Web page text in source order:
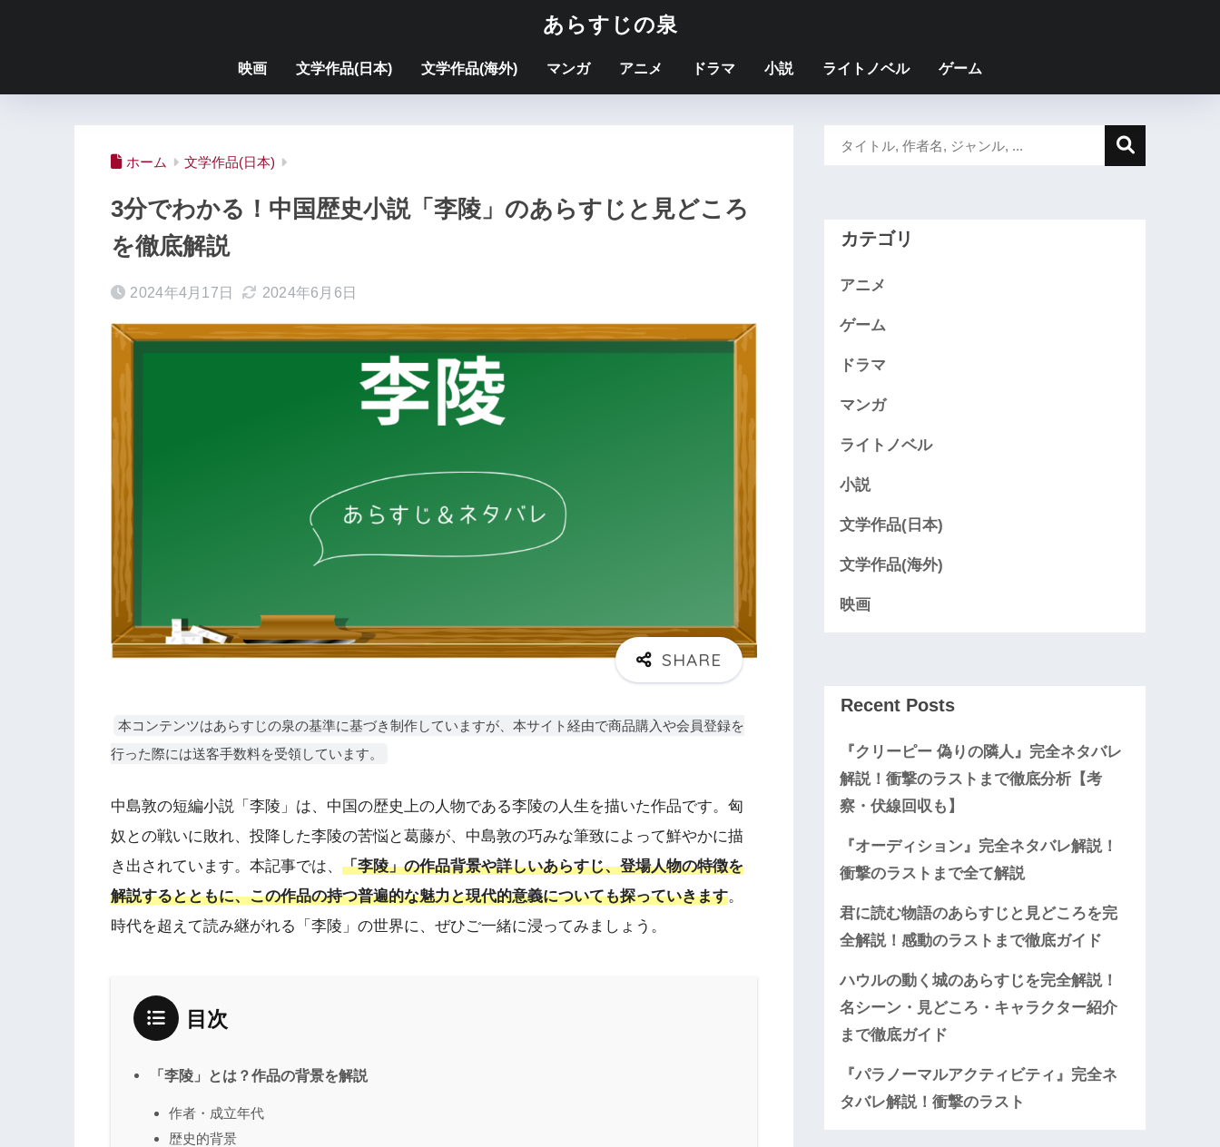
あらすじの泉
映画 文学作品(日本) 文学作品(海外) マンガ アニメ ドラマ 小説 ライトノベル ゲーム
ホーム 文学作品(日本)
3分でわかる！中国歴史小説「李陵」のあらすじと見どころ
を徹底解説
2024年4月17日 2024年6月6日
本コンテンツはあらすじの泉の基準に基づき制作していますが、本サイト経由で商品購入や会員登録を
行った際には送客手数料を受領しています。
中島敦の短編小説「李陵」は、中国の歴史上の人物である李陵の人生を描いた作品です。匈
奴との戦いに敗れ、投降した李陵の苦悩と葛藤が、中島敦の巧みな筆致によって鮮やかに描
き出されています。本記事では、 「李陵」の作品背景や詳しいあらすじ、登場人物の特徴を
解説するとともに、この作品の持つ普遍的な魅力と現代的意義についても探っていきます。
時代を超えて読み継がれる「李陵」の世界に、ぜひご一緒に浸ってみましょう。
目次
「李陵」とは？作品の背景を解説
作者・成立年代
歴史的背景
カテゴリ
アニメ
ゲーム
ドラマ
マンガ
ライトノベル
小説
文学作品(日本)
文学作品(海外)
映画
Recent Posts
『クリーピー 偽りの隣人』完全ネタバレ
解説！衝撃のラストまで徹底分析【考
察・伏線回収も】
『オーディション』完全ネタバレ解説！
衝撃のラストまで全て解説
君に読む物語のあらすじと見どころを完
全解説！感動のラストまで徹底ガイド
ハウルの動く城のあらすじを完全解説！
名シーン・見どころ・キャラクター紹介
まで徹底ガイド
『パラノーマルアクティビティ』完全ネ
タバレ解説！衝撃のラスト